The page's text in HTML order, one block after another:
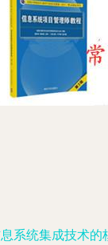
系统集成技术